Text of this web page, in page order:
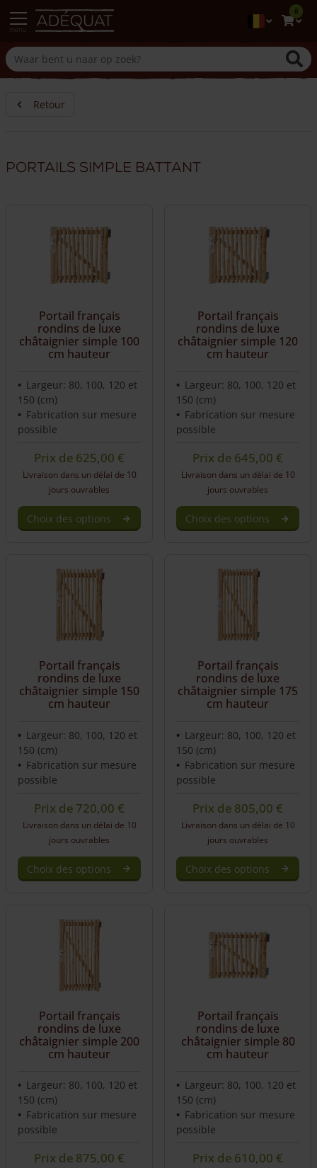
0
Retour
Portails simple battant
Portail français
rondins de luxe
châtaignier simple 100
cm hauteur
Largeur: 80, 100, 120 et
150 (cm)
Fabrication sur mesure
possible
Prix de 625,00€
Livraison dans un délai de 10
jours ouvrables
Choix des options
Portail français
rondins de luxe
châtaignier simple 120
cm hauteur
Largeur: 80, 100, 120 et
150 (cm)
Fabrication sur mesure
possible
Prix de 645,00€
Livraison dans un délai de 10
jours ouvrables
Choix des options
Portail français
rondins de luxe
châtaignier simple 150
cm hauteur
Largeur: 80, 100, 120 et
150 (cm)
Fabrication sur mesure
possible
Prix de 720,00€
Livraison dans un délai de 10
jours ouvrables
Choix des options
Portail français
rondins de luxe
châtaignier simple 175
cm hauteur
Largeur: 80, 100, 120 et
150 (cm)
Fabrication sur mesure
possible
Prix de 805,00€
Livraison dans un délai de 10
jours ouvrables
Choix des options
Portail français
rondins de luxe
châtaignier simple 200
cm hauteur
Largeur: 80, 100, 120 et
150 (cm)
Fabrication sur mesure
possible
Prix de 875,00€
Portail français
rondins de luxe
châtaignier simple 80
cm hauteur
Largeur: 80, 100, 120 et
150 (cm)
Fabrication sur mesure
possible
Prix de 610,00€